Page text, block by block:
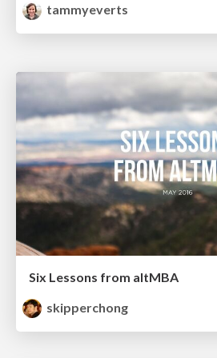
tammyeverts
Six Lessons from altMBA
skipperchong